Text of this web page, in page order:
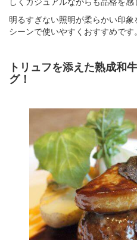
明るすぎない照明が柔らかい印
シーンで使いやすくおすすめです。
トリュフを添えた熟成和
グ！